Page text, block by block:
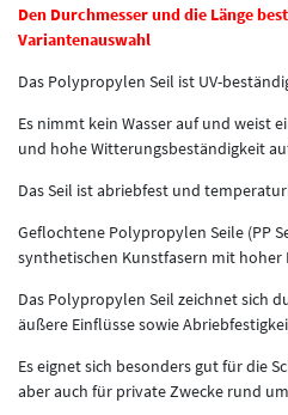
Den Durchmesser und die Länge
Variantenauswahl
Das Polypropylen Seil ist UV-
Es nimmt kein Wasser auf und weist
und hohe Witterungsbeständigkeit
Das Seil ist abriebfest und
Geflochtene Polypropylen Seile (PP
synthetischen Kunstfasern mit hoher
Das Polypropylen Seil zeichnet sich
äußere Einflüsse sowie
Es eignet sich besonders gut für die
aber auch für private Zwecke rund